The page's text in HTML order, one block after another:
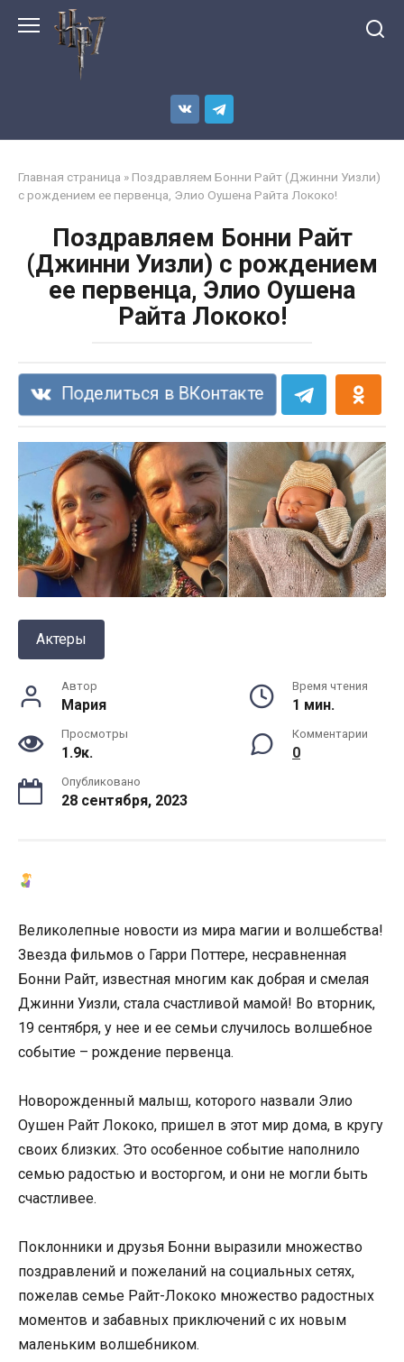
Главная страница » Поздравляем Бонни Райт (Джинни Уизли)
с рождением ее первенца, Элио Оушена Райта Лококо!
Поздравляем Бонни Райт
(Джинни Уизли) с рождением
ее первенца, Элио Оушена
Райта Лококо!
Поделиться в ВКонтакте
Актеры
Автор
Мария
Время чтения
1 мин.
Просмотры
1.9к.
Комментарии
0
Опубликовано
28 сентября, 2023
Великолепные новости из мира магии и волшебства!
Звезда фильмов о Гарри Поттере, несравненная
Бонни Райт, известная многим как добрая и смелая
Джинни Уизли, стала счастливой мамой! Во вторник,
19 сентября, у нее и ее семьи случилось волшебное
событие – рождение первенца.
Новорожденный малыш, которого назвали Элио
Оушен Райт Лококо, пришел в этот мир дома, в кругу
своих близких. Это особенное событие наполнило
семью радостью и восторгом, и они не могли быть
счастливее.
Поклонники и друзья Бонни выразили множество
поздравлений и пожеланий на социальных сетях,
пожелав семье Райт-Лококо множество радостных
моментов и забавных приключений с их новым
маленьким волшебником.